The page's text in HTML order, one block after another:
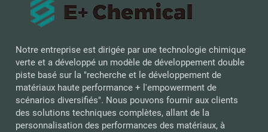
Notre entreprise est dirigée par une technologie chimique
verte et a développé un modèle de développement double
piste basé sur la "recherche et le développement de
matériaux haute performance + l'empowerment de
scénarios diversifiés". Nous pouvons fournir aux clients
des solutions techniques complètes, allant de la
personnalisation des performances des matériaux, à